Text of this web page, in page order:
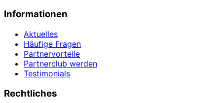
Informationen
Aktuelles
Häufige Fragen
Partnervorteile
Partnerclub werden
Testimonials
Rechtliches